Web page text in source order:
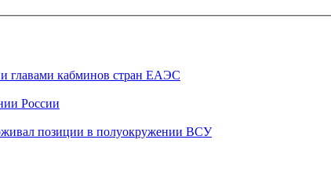
главами кабминов стран ЕАЭС
России
позиции в полуокружении ВСУ